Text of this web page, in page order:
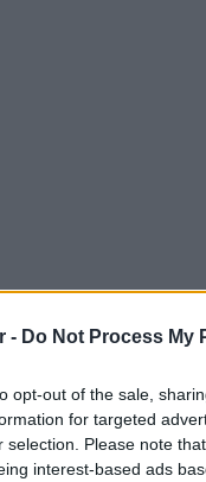
- Do Not Process My
opt-out of the sale,
for targeted
selection. Please note
interest-based ads
a ballistic